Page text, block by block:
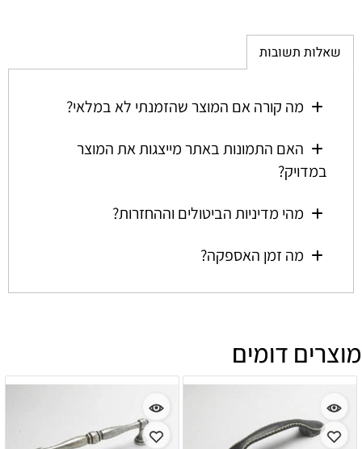
שאלות תשובות
מה קורה אם המוצר שהזמנתי לא במלאי?
האם התמונות באתר מייצגות את המוצר
במדויק?
מהי מדיניות הביטולים וההחזרות?
מה זמן האספקה?
מוצרים דומים